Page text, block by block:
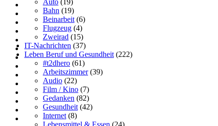
Bahn (19)
Beinarbeit (6)
Flugzeug (4)
Zweirad (15)
IT-Nachrichten (37)
Leben Beruf und Gesundheit (222)
#t2dhero (61)
Arbeitszimmer(39)
Audio (22)
Film / Kino (7)
Gedanken (82)
Gesundheit (42)
Internet (8)
Lebensmittel & Essen (24)